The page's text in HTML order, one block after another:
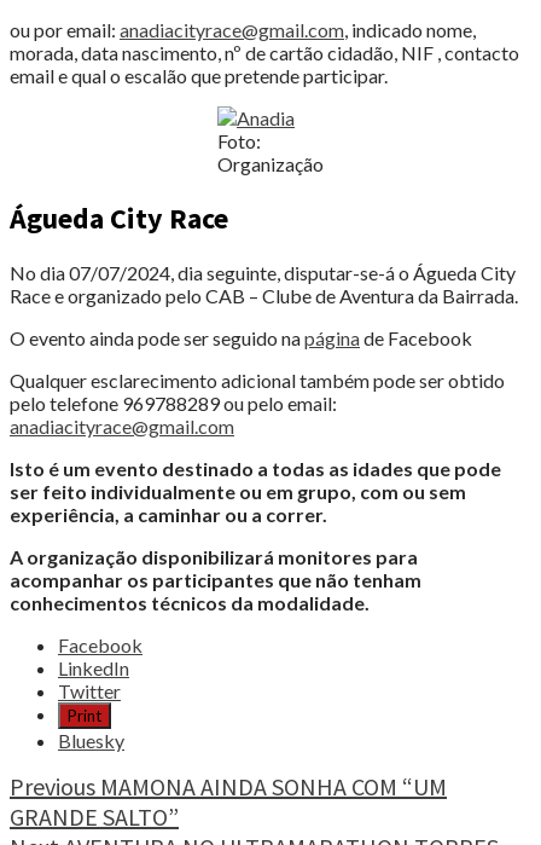
ou por email: anadiacityrace@gmail.com, indicado nome,
morada, data nascimento, nº de cartão cidadão, NIF , contacto
email e qual o escalão que pretende participar.
Foto:
Organização
Águeda City Race
No dia 07/07/2024, dia seguinte, disputar-se-á o Águeda City
Race e organizado pelo CAB – Clube de Aventura da Bairrada.
O evento ainda pode ser seguido napáginade Facebook
Qualquer esclarecimento adicional também pode ser obtido
pelo telefone 969788289 ou pelo email:
anadiacityrace@gmail.com
Isto é um evento destinado a todas as idades que pode
ser feito individualmente ou em grupo, com ou sem
experiência, a caminhar ou a correr.
A organização disponibilizará monitores para
acompanhar os participantes que não tenham
conhecimentos técnicos da modalidade.
Share
post
"ANADIA
CITY
COM
TRILHOS
DESAFIANTES"
Facebook
LinkedIn
Twitter
Print
Bluesky
Continue
Reading
Previous MAMONA AINDA SONHA COM “UM
GRANDE SALTO”